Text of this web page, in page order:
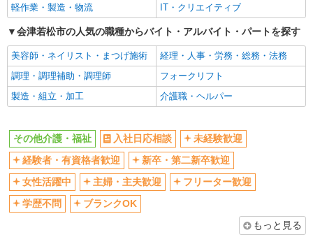
軽作業・製造・物流 IT・クリエイティブ
会津若松市の人気の職種からバイト・アルバイト・パートを探す
美容師・ネイリスト・まつげ施術
経理・人事・労務・総務・法務
調理・調理補助・調理師
フォークリフト
製造・組立・加工
介護職・ヘルパー
その他介護・福祉 入社日応相談
未経験歓迎
経験者・有資格者歓迎
新卒・第二新卒歓迎
女性活躍中
主婦・主夫歓迎
フリーター歓迎
学歴不問
ブランクOK
もっと見る